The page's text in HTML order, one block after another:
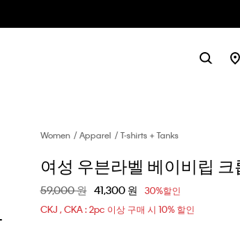
Women Apparel T-shirts + Tanks
여성 우븐라벨 베이비립 크
할인 전 가격
59,000 원할인된 가격
41,300 원
30%할인
CKJ , CKA : 2pc 이상 구매 시 10% 할인